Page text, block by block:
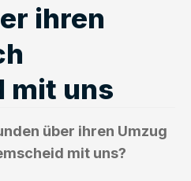
ihren
mit uns
über ihren Umzug
mit uns?